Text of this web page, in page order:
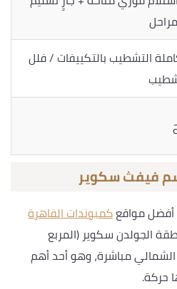
التشطيب بالتكييفات / فلل
فيفث سكوير
مواقعكمبوندات القاهرة
الجولدن سكوير (المربع
مباشرة، وهو أحد أهم
حركة.